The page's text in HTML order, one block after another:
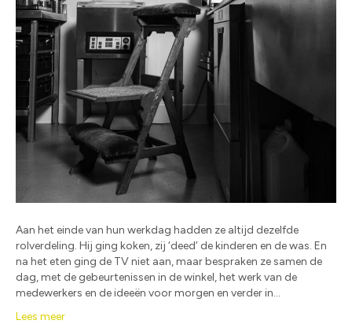
Aan het einde van hun werkdag hadden ze altijd dezelfde
rolverdeling. Hij ging koken, zij ‘deed’ de kinderen en de was. En
na het eten ging de TV niet aan, maar bespraken ze samen de
dag, met de gebeurtenissen in de winkel, het werk van de
medewerkers en de ideeën voor morgen en verder in…
Lees meer